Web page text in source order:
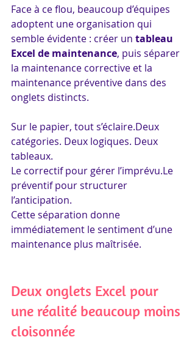
Face à ce flou, beaucoup d’équipes
adoptent une organisation qui
semble évidente : créer un tableau
Excel de maintenance, puis séparer
la maintenance corrective et la
maintenance préventive dans des
onglets distincts.
Sur le papier, tout s’éclaire.Deux
catégories. Deux logiques. Deux
tableaux.
Le correctif pour gérer l’imprévu.Le
préventif pour structurer
l’anticipation.
Cette séparation donne
immédiatement le sentiment d’une
maintenance plus maîtrisée.
Deux onglets Excel pour
une réalité beaucoup moins
cloisonnée